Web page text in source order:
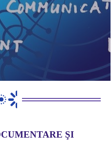
ŞI